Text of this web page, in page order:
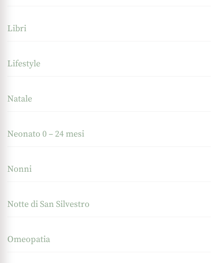
Libri
Lifestyle
Natale
Neonato 0 – 24 mesi
Nonni
Notte di San Silvestro
Omeopatia